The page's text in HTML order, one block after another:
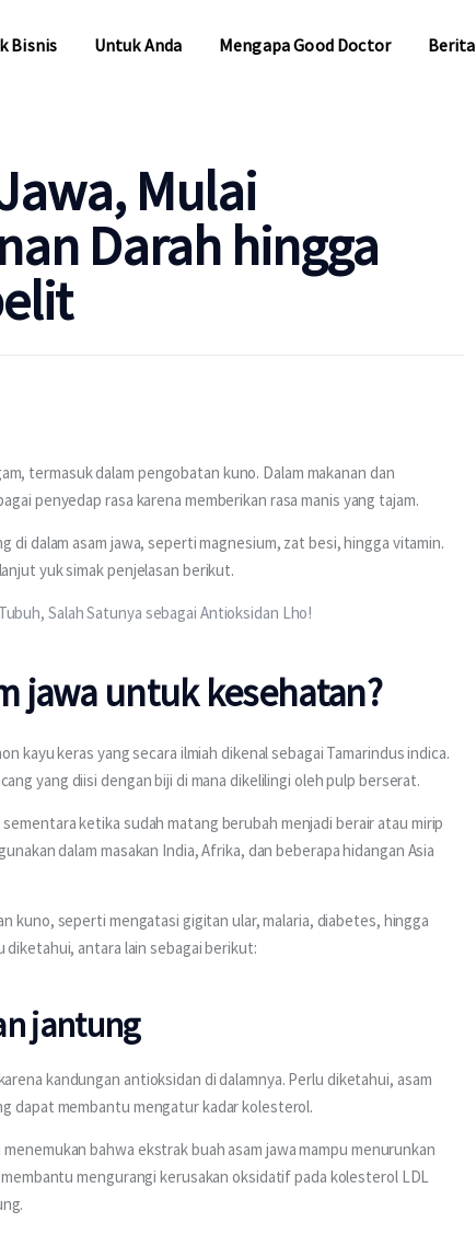
Bisnis Untuk Anda Mengapa Good Doctor Berita
Mulai
Darah hingga
termasuk dalam pengobatan kuno. Dalam makanan dan
penyedap rasa karena memberikan rasa manis yang tajam.
dalam asam jawa, seperti magnesium, zat besi, hingga vitamin.
yuk simak penjelasan berikut.
Salah Satunya sebagai Antioksidan Lho!
jawa untuk kesehatan?
kayu keras yang secara ilmiah dikenal sebagai Tamarindus indica.
yang diisi dengan biji di mana dikelilingi oleh pulp berserat.
ketika sudah matang berubah menjadi berair atau mirip
dalam masakan India, Afrika, dan beberapa hidangan Asia
kuno, seperti mengatasi gigitan ular, malaria, diabetes, hingga
diketahui, antara lain sebagai berikut:
jantung
kandungan antioksidan di dalamnya. Perlu diketahui, asam
dapat membantu mengatur kadar kolesterol.
bahwa ekstrak buah asam jawa mampu menurunkan
mengurangi kerusakan oksidatif pada kolesterol LDL